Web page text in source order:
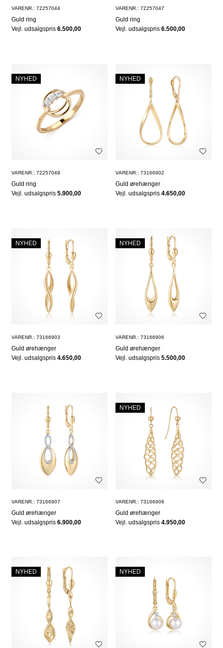
VARENR.: 72257044
Guld ring
Vejl. udsalgspris 6.500,00
VARENR.: 72257047
Guld ring
Vejl. udsalgspris6.500,00
NYHED
VARENR.: 72257049
Guld ring
Vejl. udsalgspris 5.900,00
NYHED
VARENR.: 73166902
Guld ørehænger
Vejl. udsalgspris4.650,00
NYHED
VARENR.: 73166903
Guld ørehænger
Vejl. udsalgspris 4.650,00
NYHED
VARENR.: 73166906
Guld ørehænger
Vejl. udsalgspris5.500,00
VARENR.: 73166907
Guld ørehænger
Vejl. udsalgspris 6.900,00
NYHED
VARENR.: 73166908
Guld ørehænger
Vejl. udsalgspris4.950,00
NYHED NYHED